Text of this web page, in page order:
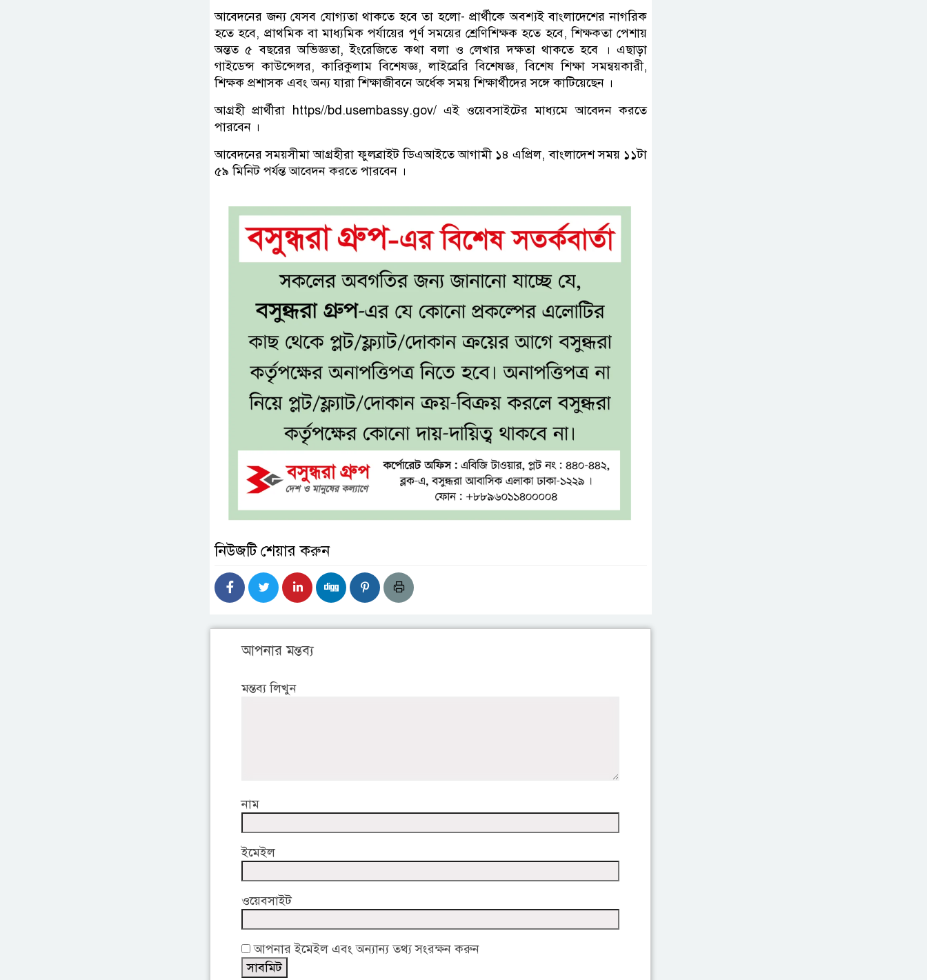
আবেদনের জন্য যেসব যোগ্যতা থাকতে হবে তা হলো- প্রার্থীকে অবশ্যই বাংলাদেশের নাগরিক
হতে হবে, প্রাথমিক বা মাধ্যমিক পর্যায়ের পূর্ণ সময়ের শ্রেণিশিক্ষক হতে হবে, শিক্ষকতা পেশায়
অন্তত ৫ বছরের অভিজ্ঞতা, ইংরেজিতে কথা বলা ও লেখার দক্ষতা থাকতে হবে । এছাড়া
গাইডেন্স কাউন্সেলর, কারিকুলাম বিশেষজ্ঞ, লাইব্রেরি বিশেষজ্ঞ, বিশেষ শিক্ষা সমন্বয়কারী,
শিক্ষক প্রশাসক এবং অন্য যারা শিক্ষাজীবনে অর্ধেক সময় শিক্ষার্থীদের সঙ্গে কাটিয়েছেন ।
আগ্রহী প্রার্থীরা https//bd.usembassy.gov/ এই ওয়েবসাইটের মাধ্যমে আবেদন করতে
পারবেন ।
আবেদনের সময়সীমা আগ্রহীরা ফুলব্রাইট ডিএআইতে আগামী ১৪ এপ্রিল, বাংলাদেশ সময় ১১টা
৫৯ মিনিট পর্যন্ত আবেদন করতে পারবেন ।
নিউজটি শেয়ার করুন
আপনার মন্তব্য
মন্তব্য লিখুন
নাম
ইমেইল
ওয়েবসাইট
আপনার ইমেইল এবং অন্যান্য তথ্য সংরক্ষন করুন